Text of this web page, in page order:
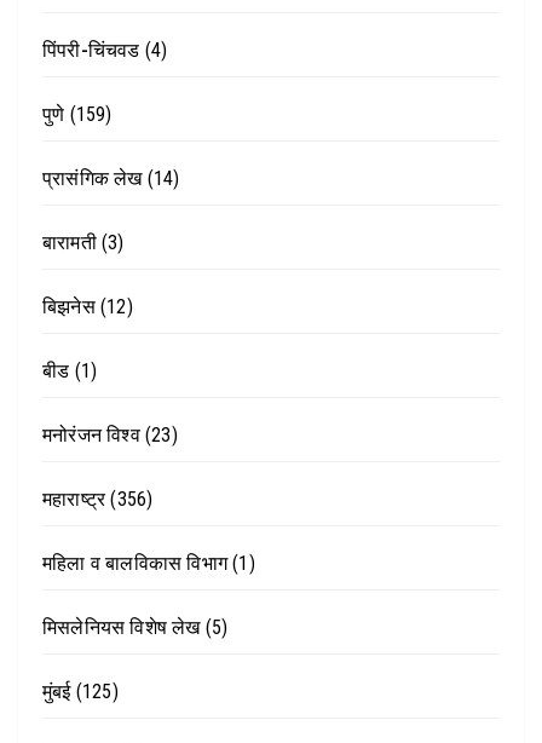
पिंपरी-चिंचवड (4)
पुणे (159)
प्रासंगिक लेख(14)
बारामती(3)
बिझनेस(12)
बीड (1)
मनोरंजन विश्व(23)
महाराष्ट्र(356)
महिला व बालविकास विभाग(1)
मिसलेनियस विशेष लेख(5)
मुंबई(125)